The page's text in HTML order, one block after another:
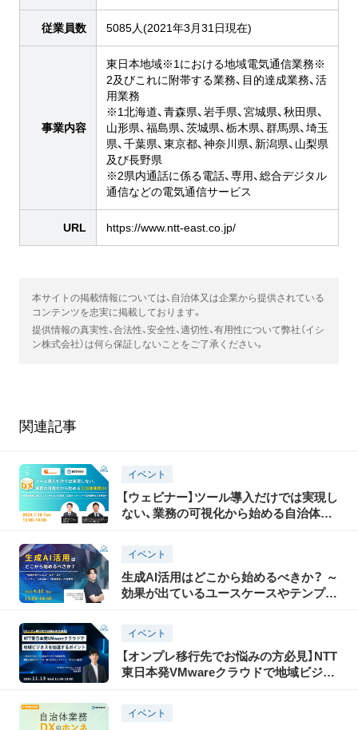
従業員数 5085人(2021年3月31日現在)
事業内容
東日本地域※1における地域電気通信業務※
2及びこれに附帯する業務、目的達成業務、活
用業務
※1北海道、青森県、岩手県、宮城県、秋田県、
山形県、福島県、茨城県、栃木県、群馬県、埼玉
県、千葉県、東京都、神奈川県、新潟県、山梨県
及び長野県
※2県内通話に係る電話、専用、総合デジタル
通信などの電気通信サービス
URL https://www.ntt-east.co.jp/
本サイトの掲載情報については、自治体又は企業から提供されている
コンテンツを忠実に掲載しております。
提供情報の真実性、合法性、安全性、適切性、有用性について弊社（イシ
ン株式会社）は何ら保証しないことをご了承ください。
関連記事
イベント
【ウェビナー】ツール導入だけでは実現し
ない、業務の可視化から始める自治体業
イベント
生成AI活用はどこから始めるべきか？ ～
効果が出ているユースケースやテンプレ
イベント
【オンプレ移行先でお悩みの方必見】NTT
東日本発VMwareクラウドで地域ビジネ
イベント